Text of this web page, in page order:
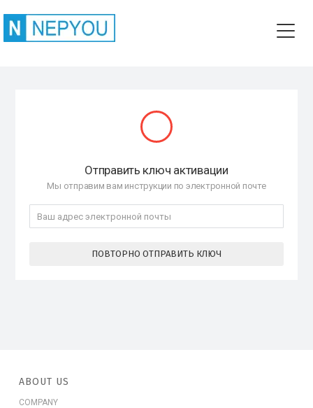
Отправить ключ активации
Мы отправим вам инструкции по электронной почте
ПОВТОРНО ОТПРАВИТЬ КЛЮЧ
ABOUT US
COMPANY